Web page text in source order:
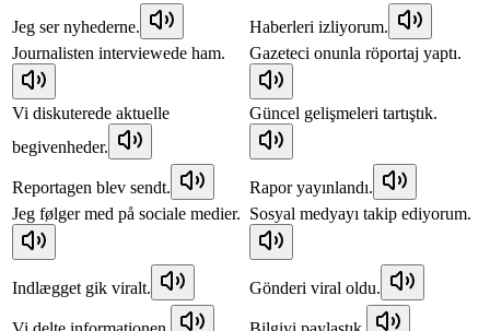
Jeg ser nyhederne.
Haberleri izliyorum.
Journalisten interviewede ham.
Gazeteci onunla röportaj yaptı.
Vi diskuterede aktuelle
begivenheder.
Güncel gelişmeleri tartıştık.
Reportagen blev sendt.
Rapor yayınlandı.
Jeg følger med på sociale medier. Sosyal medyayı takip ediyorum.
Indlægget gik viralt. Gönderi viral oldu.